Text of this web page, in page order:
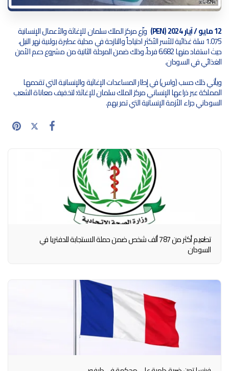
12 مايو / آيار 2024 (PEN) وزّع مركز الملك سلمان للإغاثة والأعمال الإنسانية
1.075 سلة غذائية للأسر الأكثر احتياجاً والنازحة في محلية عطبرة بولاية نهر النيل،
حيث استفاد منها 6.682 فرداً، وذلك ضمن المرحلة الثانية من مشروع دعم الأمن
الغذائي في السودان.
ويأتي ذلك حسب (واس) في إطار المساعدات الإغاثية والإنسانية التي تقدمها
المملكة عبر ذراعها الإنساني مركز الملك سلمان للإغاثة؛ لتخفيف معاناة الشعب
السوداني جراء الأزمة الإنسانية التي تمر بهم.
تطعيم أكثر من 787 ألف شخص ضمن حملة الاستجابة للدفتريا في
السودان